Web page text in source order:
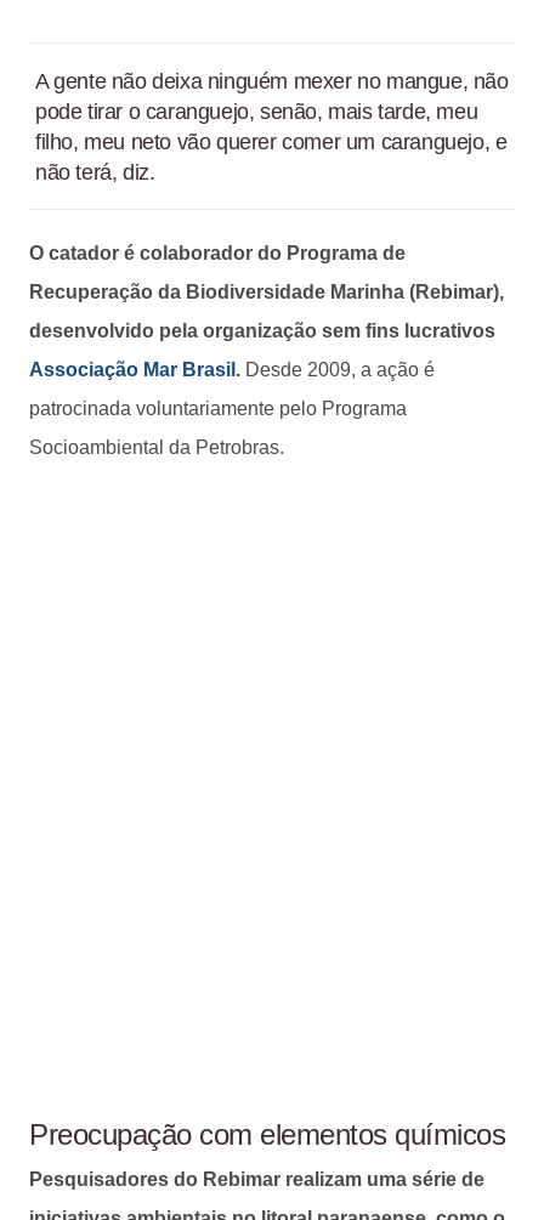
A gente não deixa ninguém mexer no mangue, não
pode tirar o caranguejo, senão, mais tarde, meu
filho, meu neto vão querer comer um caranguejo, e
não terá, diz.
O catador é colaborador do Programa de
Recuperação da Biodiversidade Marinha (Rebimar),
desenvolvido pela organização sem fins lucrativos
Associação Mar Brasil . Desde 2009, a ação é
patrocinada voluntariamente pelo Programa
Socioambiental da Petrobras.
Preocupação com elementos químicos
Pesquisadores do Rebimar realizam uma série de